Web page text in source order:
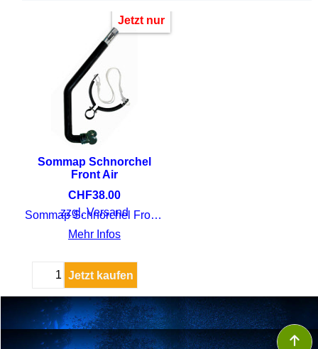
Jetzt nur
Sommap Schnorchel
Front Air
CHF38.00
zzgl. Versand
Sommap Schnorchel Front Air Erwachsene
Mehr Infos
Jetzt kaufen